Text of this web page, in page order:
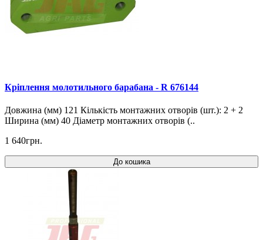
Кріплення молотильного барабана - R 676144
Довжина (мм) 121 Кількість монтажних отворів (шт.): 2 + 2
Ширина (мм) 40 Діаметр монтажних отворів (..
1 640грн.
До кошика